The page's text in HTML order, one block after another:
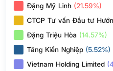
Đặng Mỹ Linh (21.59%)
CTCP Tư vấn Đầu tư
Đặng Triệu Hòa (14.57%)
Tăng Kiến Nghiệp (5.52%)
Vietnam Holding Limited